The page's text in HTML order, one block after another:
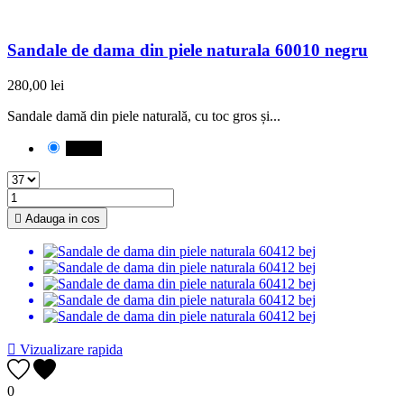
Sandale de dama din piele naturala 60010 negru
280,00 lei
Sandale damă din piele naturală, cu toc gros și...
 Adauga in cos
 Vizualizare rapida
0